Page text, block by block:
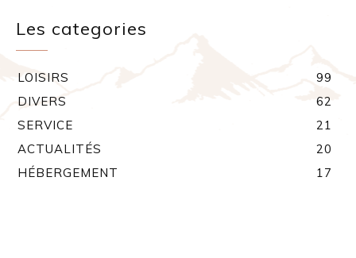
Les categories
LOISIRS
99
DIVERS
62
SERVICE
21
ACTUALITÉS
20
HÉBERGEMENT
17